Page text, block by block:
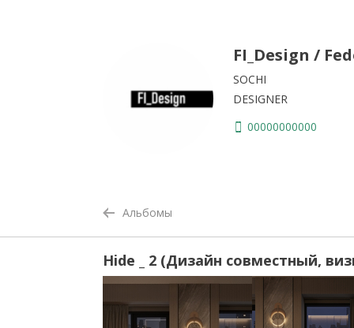
FI_Design /
SOCHI
DESIGNER
00000000000
Альбомы
Hide _ 2 (Дизайн совместный,